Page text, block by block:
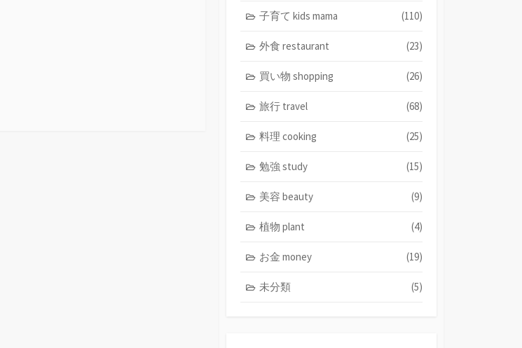
子育て kids mama (110)
外食 restaurant (23)
買い物 shopping (26)
旅行 travel (68)
料理 cooking (25)
勉強 study (15)
美容 beauty (9)
植物 plant (4)
お金 money (19)
未分類 (5)